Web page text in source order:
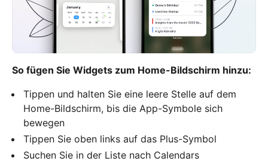
So fügen Sie Widgets zum Home-Bildschirm hinzu:
Tippen und halten Sie eine leere Stelle auf dem
Home-Bildschirm, bis die App-Symbole sich
bewegen
Tippen Sie oben links auf das Plus-Symbol
Suchen Sie in der Liste nach Calendars